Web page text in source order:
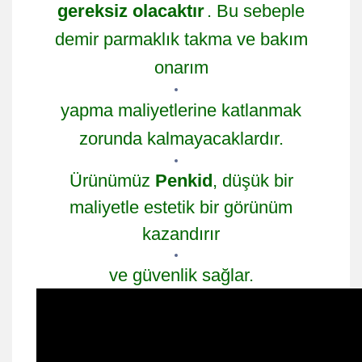
gereksiz olacaktır . Bu sebeple
demir parmaklık takma ve bakım
onarım
yapma maliyetlerine katlanmak
zorunda kalmayacaklardır.
Ürünümüz Penkid, düşük bir
maliyetle estetik bir görünüm
kazandırır
ve güvenlik sağlar.